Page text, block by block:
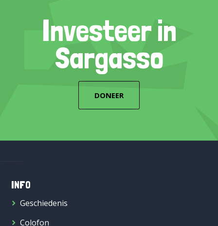
Investeer in
Sargasso
DONEER
INFO
Geschiedenis
Colofon